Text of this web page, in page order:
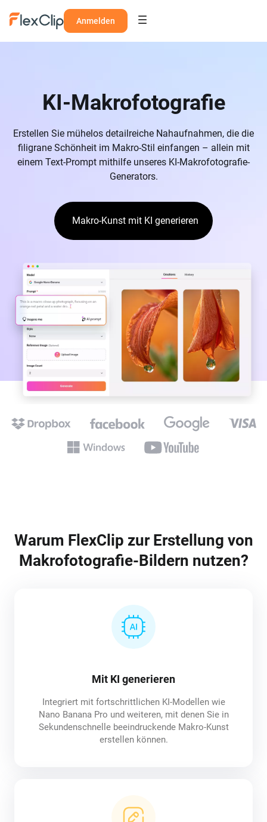
Anmelden
KI-Makrofotografie
Erstellen Sie mühelos detailreiche Nahaufnahmen, die die
filigrane Schönheit im Makro-Stil einfangen – allein mit
einem Text-Prompt mithilfe unseres KI-Makrofotografie-
Generators.
Makro-Kunst mit KI generieren
Warum FlexClip zur Erstellung von
Makrofotografie-Bildern nutzen?
Mit KI generieren
Integriert mit fortschrittlichen KI-Modellen wie
Nano Banana Pro und weiteren, mit denen Sie in
Sekundenschnelle beeindruckende Makro-Kunst
erstellen können.